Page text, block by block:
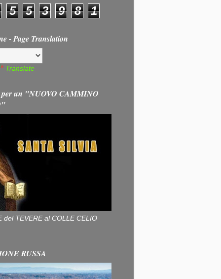
5 5 3 9 8 1
- Page Translation
Translate
per un "NUOVO CAMMINO
del TEVERE al COLLE CELIO
RUSSA